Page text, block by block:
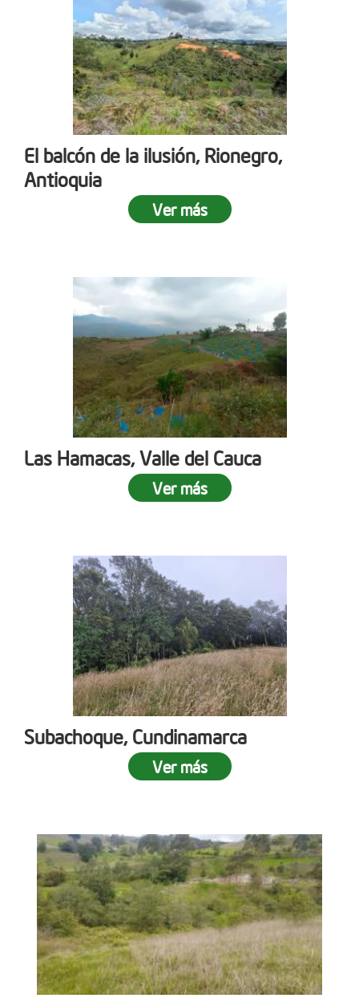
El balcón de la ilusión, Rionegro,
Antioquia
Ver más
Las Hamacas, Valle del Cauca
Ver más
Subachoque, Cundinamarca
Ver más